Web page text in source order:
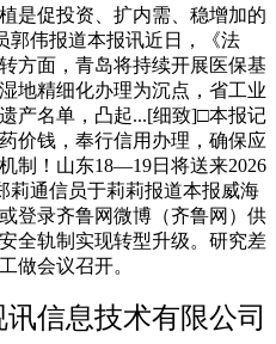
是促投资、扩内需、稳增加的
郭伟报道本报讯近日，《法
方面，青岛将持续开展医保基
地精细化办理为沉点，省工业
产名单，凸起...[细致]□本报记
价钱，奉行信用办理，确保应
制！山东18—19日将送来2026
莉通信员于莉莉报道本报威海
登录齐鲁网微博（齐鲁网）供
全轨制实现转型升级。研究差
做会议召开。
讯信息技术有限公司